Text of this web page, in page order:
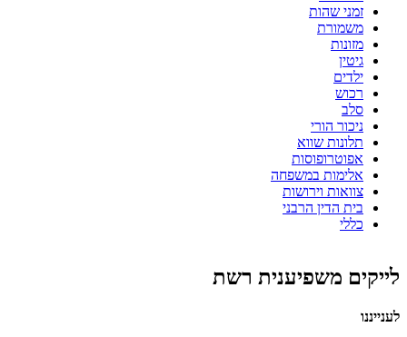
זמני שהות
משמורת
מזונות
גיטין
ילדים
רכוש
סלב
ניכור הורי
תלונות שווא
אפוטרופוסות
אלימות במשפחה
צוואות וירושות
בית הדין הרבני
כללי
לייקים משפיענית רשת
לענייננו